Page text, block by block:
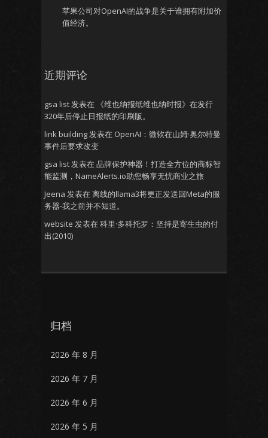
苹果公司对OpenAI的战争是关于谁拥有附加价
值经济。
近期评论
gsa list发表在
《维也纳报纸维也纳时报》在发行
320年后停止日报纸的印刷版。
link building发表在 OpenAI：微软在山姆·奥尔特曼
事件后要求改变
gsa list发表在 品牌保护神器！打造全方位的商标智
能监测，NameAlerts.io助您畅享无忧商业之旅
Jeena 发表在 离线的llama3将更正发送回Meta的服
务器-我之前并不知道。
website 发表在 科里·多科托罗：坚持是寄生虫的付
出(2010)
归档
2026 年 8 月
2026 年 7 月
2026 年 6 月
2026 年 5 月